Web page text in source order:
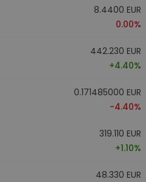
8.4400 EUR
0.00%
442.230 EUR
+4.40%
0.171485000 EUR
-4.40%
319.110 EUR
+1.10%
48.330 EUR